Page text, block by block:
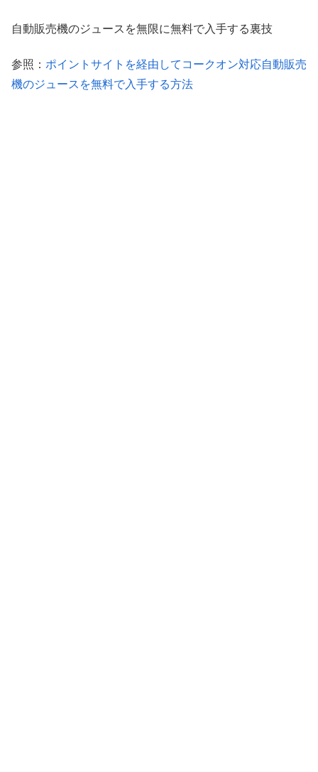
自動販売機のジュースを無限に無料で入手する裏技
参照： ポイントサイトを経由してコークオン対応自動販売
機のジュースを無料で入手する方法